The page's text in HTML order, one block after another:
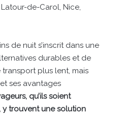
de-Carol, Nice,
de nuit s’inscrit dans une
durables et de
plus lent, mais
ses avantages
qu’ils soient
y trouvent une solution